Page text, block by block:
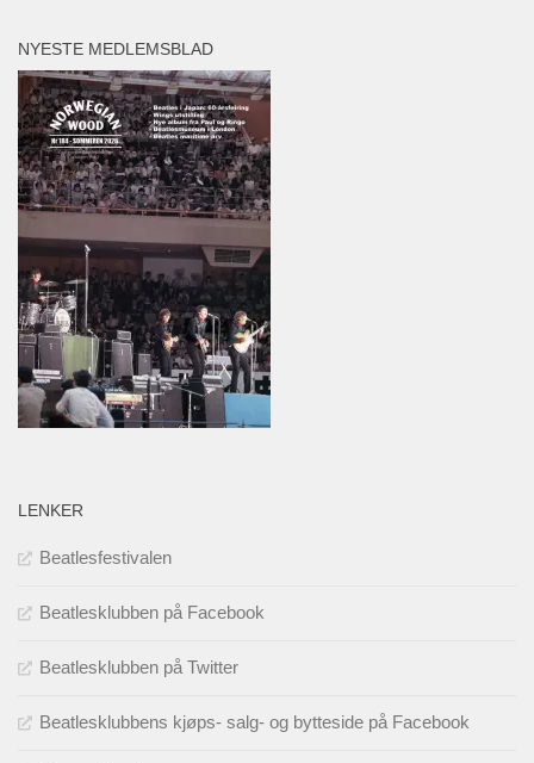
NYESTE MEDLEMSBLAD
LENKER
Beatlesfestivalen
Beatlesklubben på Facebook
Beatlesklubben på Twitter
Beatlesklubbens kjøps- salg- og bytteside på Facebook